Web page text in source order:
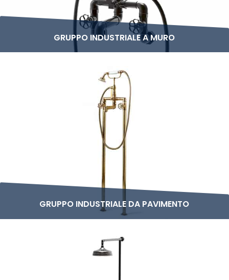
GRUPPO INDUSTRIALE A MURO
GRUPPO INDUSTRIALE DA PAVIMENTO